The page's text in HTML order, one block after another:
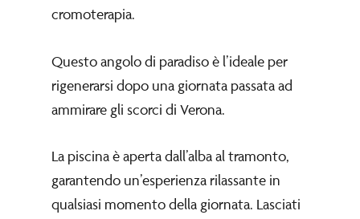
cromoterapia.
Questo angolo di paradiso è l’ideale per
rigenerarsi dopo una giornata passata ad
ammirare gli scorci di Verona.
La piscina è aperta dall’alba al tramonto,
garantendo un’esperienza rilassante in
qualsiasi momento della giornata. Lasciati